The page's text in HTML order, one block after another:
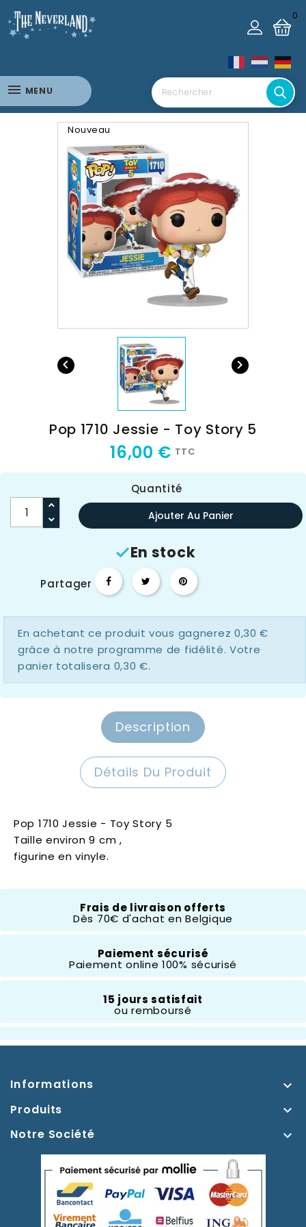
0
MENU
Nouveau
 
Pop 1710 Jessie - Toy Story 5
16,00 € TTC
Quantité
Ajouter Au Panier
En stock
Partager
En achetant ce produit vous gagnerez 0,30 €
grâce à notre programme de fidélité. Votre
panier totalisera 0,30 €.
Description
Détails Du Produit
Pop 1710 Jessie - Toy Story 5
Taille environ 9 cm ,
figurine en vinyle.
- 10 Cm
Toy Story
Frais de livraison offerts
Dès 70€ d'achat en Belgique
Paiement sécurisé
Paiement online 100% sécurisé
15 jours satisfait
ou remboursé
Informations 
Produits 
Notre Société 